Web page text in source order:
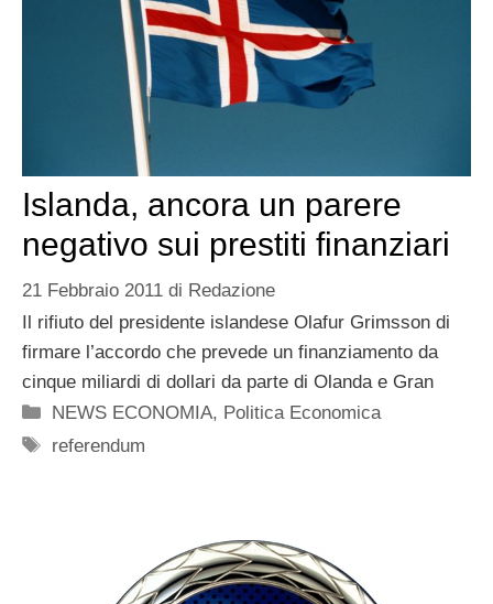
Islanda, ancora un parere
negativo sui prestiti finanziari
21 Febbraio 2011 di Redazione
Il rifiuto del presidente islandese Olafur Grimsson di
firmare l’accordo che prevede un finanziamento da
cinque miliardi di dollari da parte di Olanda e Gran
Categorie
NEWS ECONOMIA, Politica Economica
Tag
referendum